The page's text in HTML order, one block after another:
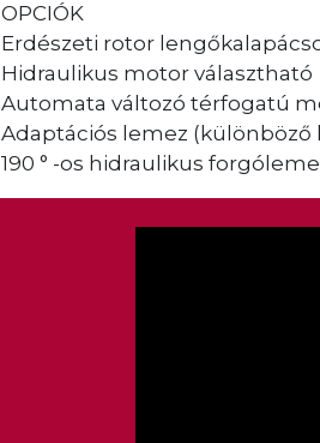
OPCIÓK
Erdészeti rotor
Hidraulikus motor választható
Automata változó térfogatú
Adaptációs lemez
190 ° -os hidraulikus